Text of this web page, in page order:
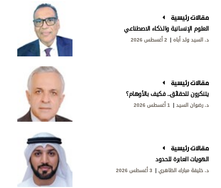
مقالات رئيسية
العلوم الإنسانية والذكاء الاصطناعي
د. السيد ولد أباه 2 أغسطس 2026
مقالات رئيسية
يتنكرون للحقائق.. فكيف بالأوهام؟
د. رضوان السيد 1 أغسطس 2026
مقالات رئيسية
الهويات العابرة للحدود
د. خليفة مبارك الظاهري 3 أغسطس 2026